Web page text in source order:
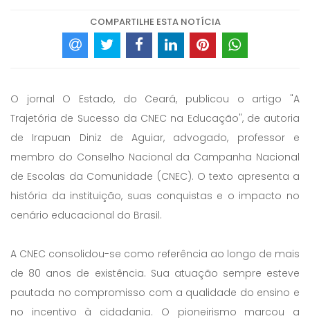
COMPARTILHE ESTA NOTÍCIA
O jornal O Estado, do Ceará, publicou o artigo "A
Trajetória de Sucesso da CNEC na Educação", de autoria
de Irapuan Diniz de Aguiar, advogado, professor e
membro do Conselho Nacional da Campanha Nacional
de Escolas da Comunidade (CNEC). O texto apresenta a
história da instituição, suas conquistas e o impacto no
cenário educacional do Brasil.
A CNEC consolidou-se como referência ao longo de mais
de 80 anos de existência. Sua atuação sempre esteve
pautada no compromisso com a qualidade do ensino e
no incentivo à cidadania. O pioneirismo marcou a